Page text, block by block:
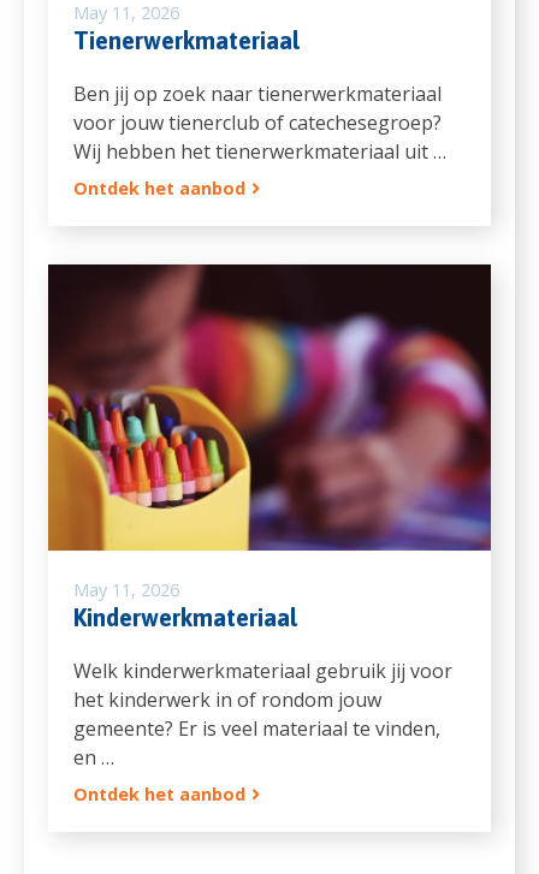
May 11, 2026
Tienerwerkmateriaal
Ben jij op zoek naar tienerwerkmateriaal
voor jouw tienerclub of catechesegroep?
Wij hebben het tienerwerkmateriaal uit …
Ontdek het aanbod
May 11, 2026
Kinderwerkmateriaal
Welk kinderwerkmateriaal gebruik jij voor
het kinderwerk in of rondom jouw
gemeente? Er is veel materiaal te vinden,
en …
Ontdek het aanbod